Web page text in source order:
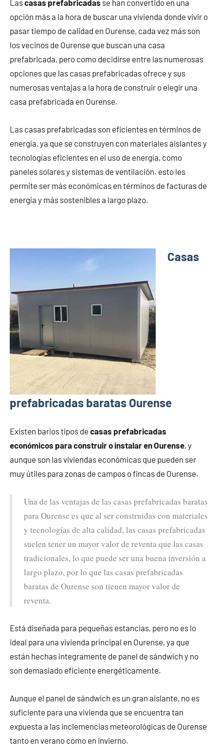
Lascasas prefabricadas se han convertido en una
opción más a la hora de buscar una vivienda donde vivir o
pasar tiempo de calidad en Ourense, cada vez más son
los vecinos de Ourense que buscan una casa
prefabricada, pero como decidirse entre las numerosas
opciones que las casas prefabricadas ofrece y sus
numerosas ventajas a la hora de construir o elegir una
casa prefabricada en Ourense.
Las casas prefabricadas son eficientes en términos de
energía, ya que se construyen con materiales aislantes y
tecnologías eficientes en el uso de energía, como
paneles solares y sistemas de ventilación. esto les
permite ser más económicas en términos de facturas de
energía y más sostenibles a largo plazo.
Casas
prefabricadas baratas Ourense
Existen barios tipos de casas prefabricadas
económicos para construir o instalar en Ourense, y
aunque son las viviendas económicas que pueden ser
muy útiles para zonas de campos o fincas de Ourense.
Una de las ventajas de las casas prefabricadas baratas
para Ourense es que al ser construidas con materiales
y tecnologías de alta calidad, las casas prefabricadas
suelen tener un mayor valor de reventa que las casas
tradicionales, lo que puede ser una buena inversión a
largo plazo, por lo que las casas prefabricadas
baratas de Ourense son tienen mayor valor de
reventa.
Está diseñada para pequeñas estancias, pero no es lo
ideal para una vivienda principal en Ourense, ya que
están hechas íntegramente de panel de sándwich y no
son demasiado eficiente energéticamente.
Aunque el panel de sándwich es un gran aislante, no es
suficiente para una vivienda que se encuentra tan
expuesta a las inclemencias meteorológicas de Ourense
tanto en verano como en invierno.